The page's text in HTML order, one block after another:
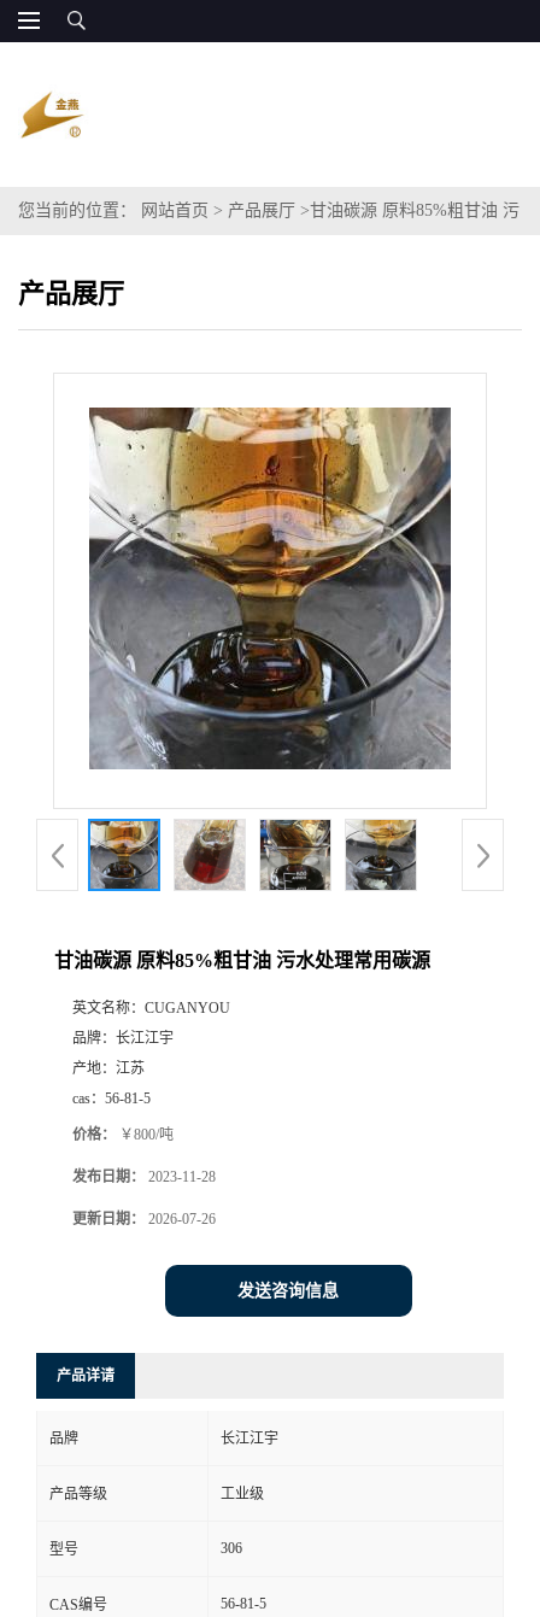
您当前的位置： 网站首页 > 产品展厅 >甘油碳源 原料85%粗甘油 污
产品展厅
甘油碳源 原料85%粗甘油 污水处理常用碳源
英文名称： CUGANYOU
品牌： 长江江宇
产地： 江苏
cas： 56-81-5
价格： ￥800/吨
发布日期： 2023-11-28
更新日期： 2026-07-26
发送咨询信息
产品详请
品牌 长江江宇
产品等级 工业级
型号 306
CAS编号 56-81-5